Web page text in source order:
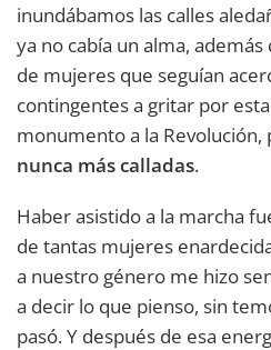
inundábamos las calles
ya no cabía un alma,
de mujeres que seguían
contingentes a gritar por
monumento a la Revolución,
nunca más calladas.
Haber asistido a la marcha
de tantas mujeres
a nuestro género me hizo
a decir lo que pienso, sin
pasó. Y después de esa